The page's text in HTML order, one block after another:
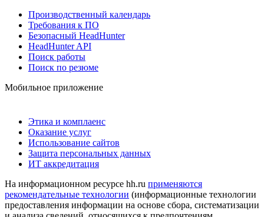
Производственный календарь
Требования к ПО
Безопасный HeadHunter
HeadHunter API
Поиск работы
Поиск по резюме
Мобильное приложение
Этика и комплаенс
Оказание услуг
Использование сайтов
Защита персональных данных
ИТ аккредитация
На информационном ресурсе hh.ru применяются
рекомендательные технологии (информационные технологии
предоставления информации на основе сбора, систематизации